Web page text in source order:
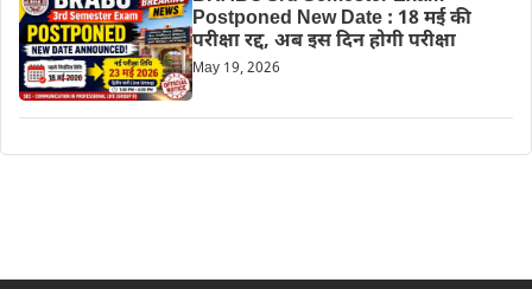
Postponed New Date : 18 मई की
परीक्षा रद्द, अब इस दिन होगी परीक्षा
May 19, 2026